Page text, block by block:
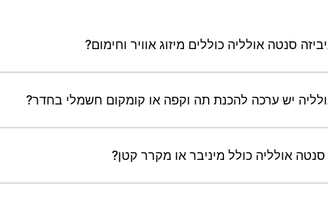
סנטה אולליה כוללים מיזוג אוויר וחימום?
יש ערכה להכנת תה וקפה או קומקום חשמלי בחדר?
אולליה כולל מיניבר או מקרר קטן?